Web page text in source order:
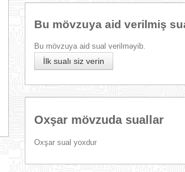
Bu mövzuya aid verilmiş
Bu mövzuya aid sual verilməyib.
İlk sualı siz verin
Oxşar mövzuda suallar
Oxşar sual yoxdur